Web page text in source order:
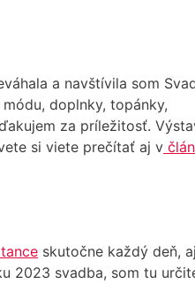
a navštívila som
doplnky, topánky,
za príležitosť.
si viete prečítať aj v
skutočne každý deň,
2023 svadba, som tu